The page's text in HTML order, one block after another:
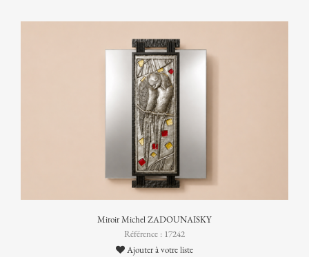
Miroir Michel ZADOUNAISKY
Référence : 17242
Ajouter à votre liste